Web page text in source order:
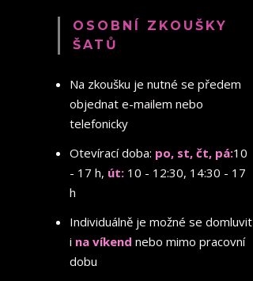
OSOBNÍ ZKOUŠKY
ŠATŮ
Na zkoušku je nutné se předem
objednat e-mailem nebo
telefonicky
Otevírací doba: po, st, čt, pá:10
- 17 h, út: 10 - 12:30, 14:30 - 17
h
Individuálně je možné se domluvit
i na víkend nebo mimo pracovní
dobu